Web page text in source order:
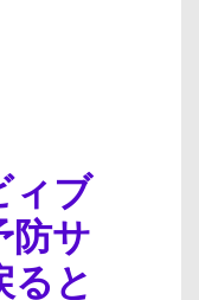
ィブ
防サ
ると